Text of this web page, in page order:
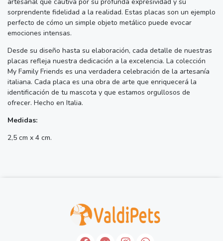
sorprendente fidelidad a la realidad. Estas placas son un ejemplo
perfecto de cómo un simple objeto metálico puede evocar
emociones intensas.
Desde su diseño hasta su elaboración, cada detalle de nuestras
placas refleja nuestra dedicación a la excelencia. La colección
My Family Friends es una verdadera celebración de la artesanía
italiana. Cada placa es una obra de arte que enriquecerá la
identificación de tu mascota y que estamos orgullosos de
ofrecer. Hecho en Italia.
Medidas:
2,5 cm x 4 cm.